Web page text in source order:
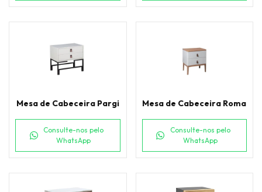
Mesa de Cabeceira Pargi
Consulte-nos pelo
WhatsApp
Mesa de Cabeceira Roma
Consulte-nos pelo
WhatsApp